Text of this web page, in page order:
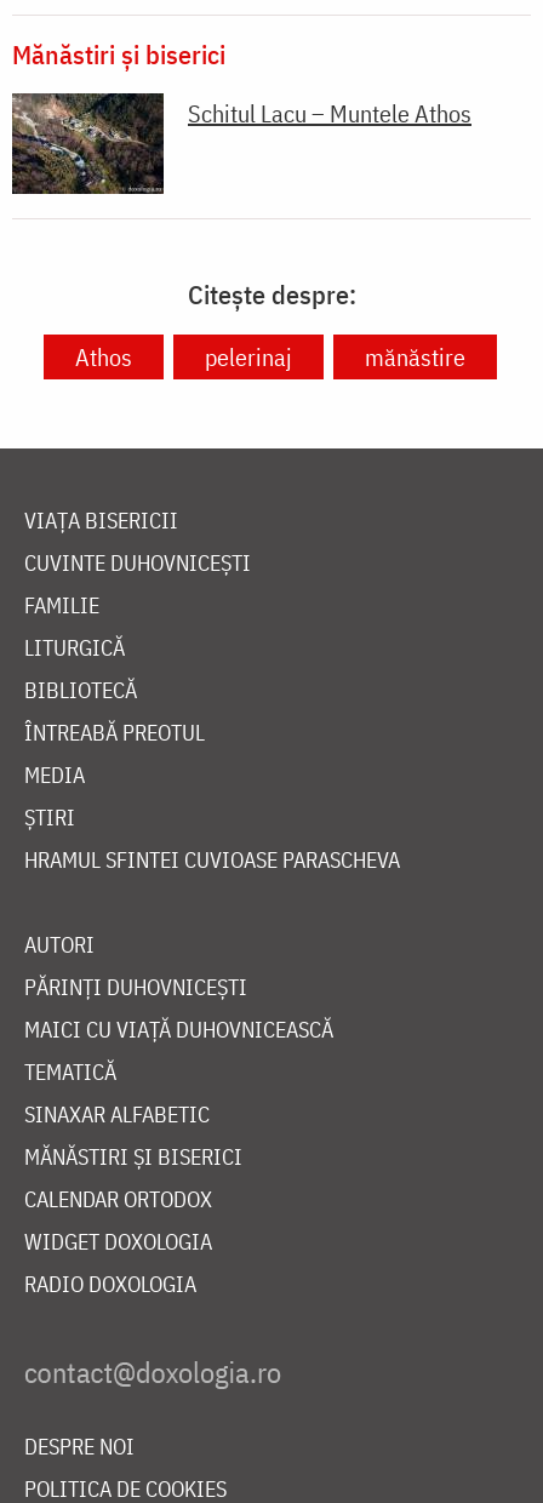
Mănăstiri și biserici
Schitul Lacu – Muntele Athos
Citește despre:
Athos pelerinaj mănăstire
VIAȚA BISERICII
CUVINTE DUHOVNICEȘTI
FAMILIE
LITURGICĂ
BIBLIOTECĂ
ÎNTREABĂ PREOTUL
MEDIA
ȘTIRI
HRAMUL SFINTEI CUVIOASE PARASCHEVA
AUTORI
PĂRINȚI DUHOVNICEȘTI
MAICI CU VIAȚĂ DUHOVNICEASCĂ
TEMATICĂ
SINAXAR ALFABETIC
MĂNĂSTIRI ȘI BISERICI
CALENDAR ORTODOX
WIDGET DOXOLOGIA
RADIO DOXOLOGIA
DESPRE NOI
POLITICA DE COOKIES